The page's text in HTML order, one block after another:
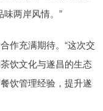
味两岸风情。”
作充满期待。“这次交
饮文化与遂昌的生态
饮管理经验，提升遂